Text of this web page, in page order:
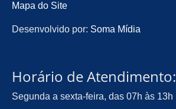
Mapa do Site
Desenvolvido por: Soma Mídia
Horário de Atendimento:
Segunda a sexta-feira, das 07h às 13h